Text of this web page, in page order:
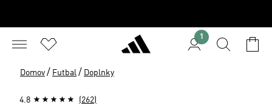
1
Domov / Futbal / Doplnky
4.8 (262)